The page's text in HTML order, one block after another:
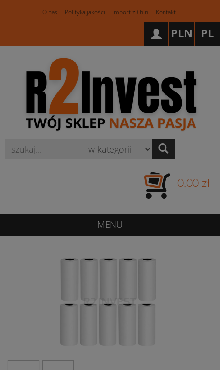
O nas Polityka jakości Import z Chin Kontakt
PL
PLN
0,00 zł
MENU